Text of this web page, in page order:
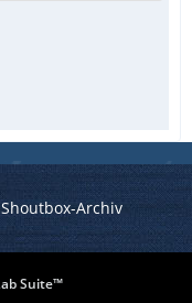
Shoutbox-Archiv
Suite™